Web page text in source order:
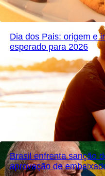
Dia dos Pais: origem e
esperado para 2026
Brasil enfrenta sanção
aprovação de